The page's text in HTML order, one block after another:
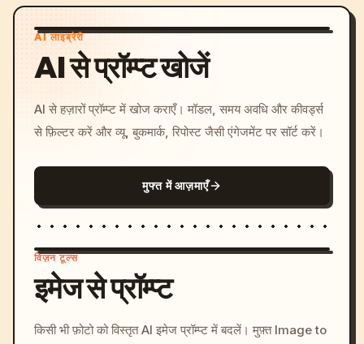
AI लाइब्रेरी
AI से प्रॉम्प्ट खोजें
AI से हज़ारों प्रॉम्प्ट में खोज कराएँ। मॉडल, समय अवधि और कीवर्ड्स
से फ़िल्टर करें और व्यू, बुकमार्क, रिपोस्ट जैसी एंगेजमेंट पर सॉर्ट करें।
मुफ्त में आज़माएँ
c, cyberpunk sunset, neon
विज़न टूल्स
इमेज से प्रॉम्प्ट
किसी भी फ़ोटो को विस्तृत AI इमेज प्रॉम्प्ट में बदलें। मुफ़्त Image to